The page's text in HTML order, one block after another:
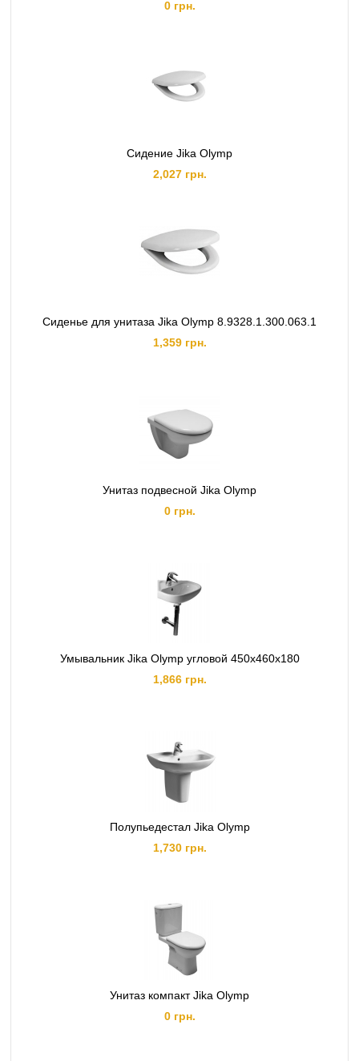
0 грн.
Сидение Jika Olymp
2,027 грн.
Сиденье для унитаза Jika Olymp 8.9328.1.300.063.1
1,359 грн.
Унитаз подвесной Jika Olymp
0 грн.
Умывальник Jika Olymp угловой 450x460x180
1,866 грн.
Полупьедестал Jika Olymp
1,730 грн.
Унитаз компакт Jika Olymp
0 грн.